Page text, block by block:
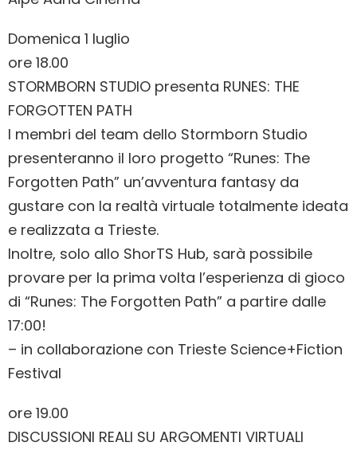
Domenica 1 luglio
ore 18.00
STORMBORN STUDIO presenta RUNES: THE
FORGOTTEN PATH
I membri del team dello Stormborn Studio
presenteranno il loro progetto “Runes: The
Forgotten Path” un’avventura fantasy da
gustare con la realtà virtuale totalmente ideata
e realizzata a Trieste.
Inoltre, solo allo ShorTS Hub, sarà possibile
provare per la prima volta l’esperienza di gioco
di “Runes: The Forgotten Path” a partire dalle
17:00!
– in collaborazione con Trieste Science+Fiction
Festival
ore 19.00
DISCUSSIONI REALI SU ARGOMENTI VIRTUALI